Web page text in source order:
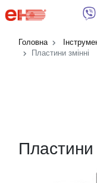
Головна
Пластини змінні
Пластини